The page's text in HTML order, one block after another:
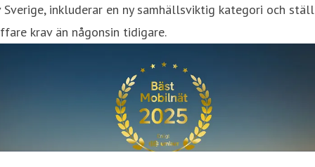
Sverige, inkluderar en ny samhällsviktig kategori och
krav än någonsin tidigare.